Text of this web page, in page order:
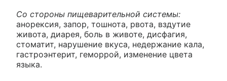
Со стороны пищеварительной системы:
анорексия, запор, тошнота, рвота, вздутие
живота, диарея, боль в животе, дисфагия,
стоматит, нарушение вкуса, недержание кала,
гастроэнтерит, геморрой, изменение цвета
языка.